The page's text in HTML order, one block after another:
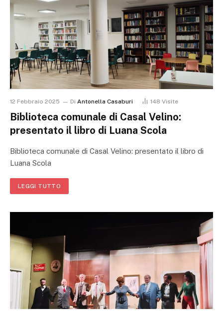
12 Febbraio 2025 Di Antonella Casaburi 148 Visite
Biblioteca comunale di Casal Velino:
presentato il libro di Luana Scola
Biblioteca comunale di Casal Velino: presentato il libro di
Luana Scola
LEGGI TUTTO